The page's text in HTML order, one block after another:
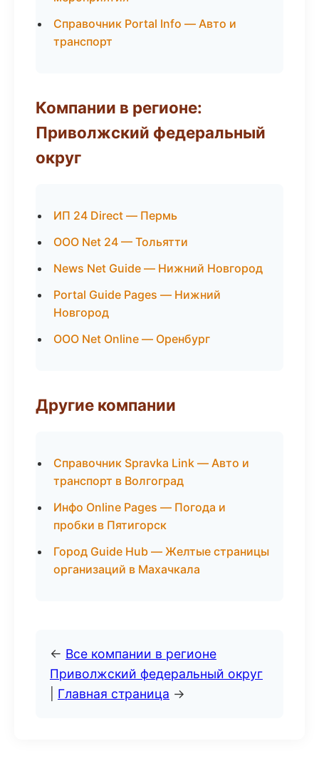
Справочник Portal Info — Авто и
транспорт
Компании в регионе:
Приволжский федеральный
округ
ИП 24 Direct — Пермь
ООО Net 24 — Тольятти
News Net Guide — Нижний Новгород
Portal Guide Pages — Нижний
Новгород
ООО Net Online — Оренбург
Другие компании
Справочник Spravka Link — Авто и
транспорт в Волгоград
Инфо Online Pages — Погода и
пробки в Пятигорск
Город Guide Hub — Желтые страницы
организаций в Махачкала
← Все компании в регионе
Приволжский федеральный округ
Главная страница →